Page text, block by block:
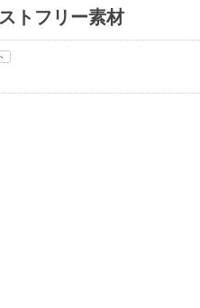
トフリー素材